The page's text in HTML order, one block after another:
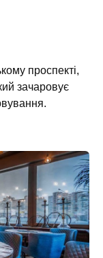
проспекті,
зачаровує